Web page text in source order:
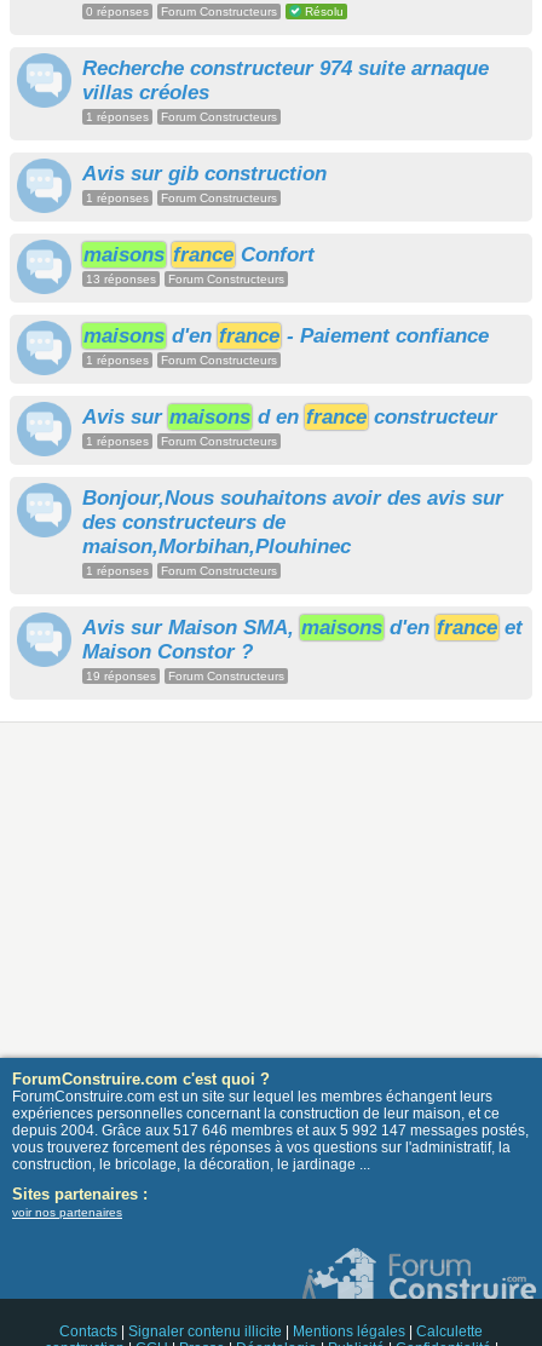
0 réponses Forum Constructeurs Résolu
Recherche constructeur 974 suite arnaque
villas créoles
1 réponses Forum Constructeurs
Avis sur gib construction
1 réponses Forum Constructeurs
maisons france Confort
13 réponses Forum Constructeurs
maisons d'en france - Paiement confiance
1 réponses Forum Constructeurs
Avis sur maisons d en france constructeur
1 réponses Forum Constructeurs
Bonjour,Nous souhaitons avoir des avis sur
des constructeurs de
maison,Morbihan,Plouhinec
1 réponses Forum Constructeurs
Avis sur Maison SMA, maisons d'en france et
Maison Constor ?
19 réponses Forum Constructeurs
ForumConstruire.com c'est quoi ?
ForumConstruire.com est un site sur lequel les membres échangent leurs
expériences personnelles concernant la construction de leur maison, et ce
depuis 2004. Grâce aux 517 646 membres et aux 5 992 147 messages postés,
vous trouverez forcement des réponses à vos questions sur l'administratif, la
construction, le bricolage, la décoration, le jardinage ...
Sites partenaires :
voir nos partenaires
Contacts Signaler contenu illicite Mentions légales
Calculette